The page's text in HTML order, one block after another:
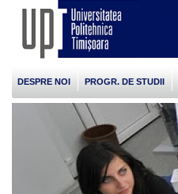
DESPRE NOI PROGR. DE STUDII